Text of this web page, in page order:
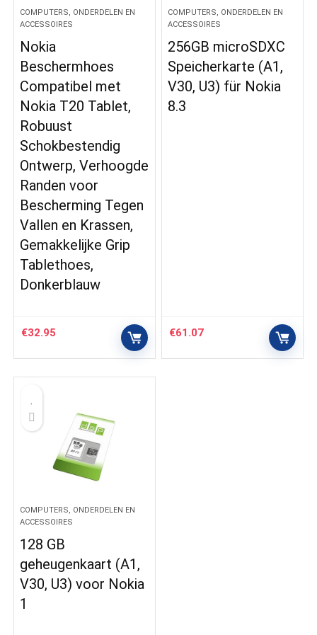
COMPUTERS, ONDERDELEN EN
ACCESSOIRES
Nokia
Beschermhoes
Compatibel met
Nokia T20 Tablet,
Robuust
Schokbestendig
Ontwerp, Verhoogde
Randen voor
Bescherming Tegen
Vallen en Krassen,
Gemakkelijke Grip
Tablethoes,
Donkerblauw
€32.95
COMPUTERS, ONDERDELEN EN
ACCESSOIRES
256GB microSDXC
Speicherkarte (A1,
V30, U3) für Nokia
8.3
€61.07
COMPUTERS, ONDERDELEN EN
ACCESSOIRES
128 GB
geheugenkaart (A1,
V30, U3) voor Nokia
1